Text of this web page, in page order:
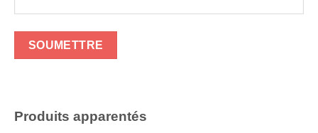
Produits apparentés